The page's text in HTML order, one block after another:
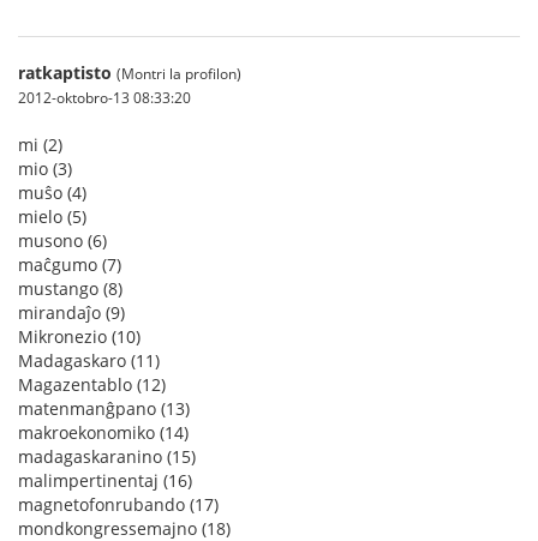
ratkaptisto (Montri la profilon)
2012-oktobro-13 08:33:20
mi (2)
mio (3)
muŝo (4)
mielo (5)
musono (6)
maĉgumo (7)
mustango (8)
mirandaĵo (9)
Mikronezio (10)
Madagaskaro (11)
Magazentablo (12)
matenmanĝpano (13)
makroekonomiko (14)
madagaskaranino (15)
malimpertinentaj (16)
magnetofonrubando (17)
mondkongressemajno (18)